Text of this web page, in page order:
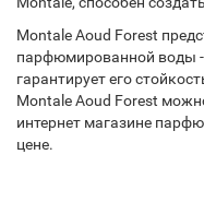
Montale Aoud Forest
парфюмированной воды -
гарантирует его
Montale Aoud Forest
интернет магазине
цене.